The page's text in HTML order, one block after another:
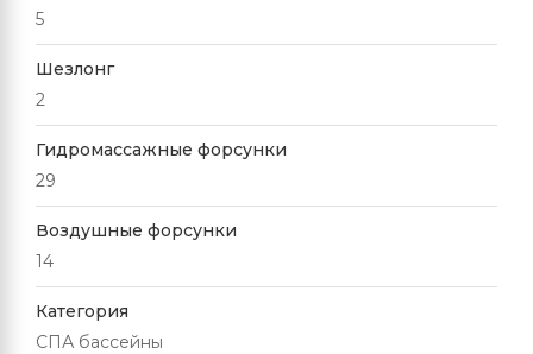
5
Шезлонг
2
Гидромассажные форсунки
29
Воздушные форсунки
14
Категория
СПА бассейны